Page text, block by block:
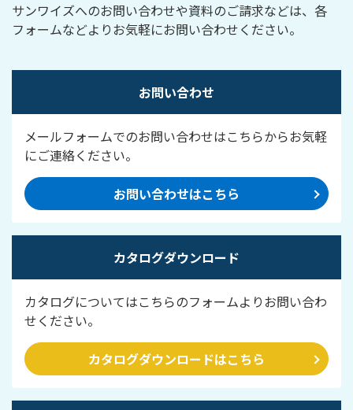
サンワイズへのお問い合わせや資料のご請求などは、各
フォームなどよりお気軽にお問い合わせください。
お問い合わせ
メールフォームでのお問い合わせはこちらからお気軽
にご連絡ください。
お問い合わせはこちら
カタログダウンロード
カタログについてはこちらのフォームよりお問い合わ
せください。
カタログダウンロードはこちら